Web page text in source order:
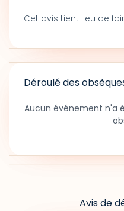
Cet avis tient lieu de
Déroulé des
Aucun événement n'a
Avis de